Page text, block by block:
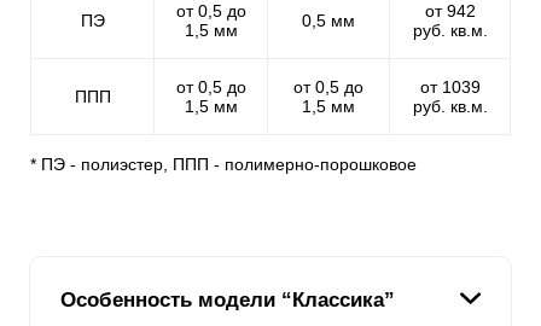
ПЭ
от 0,5 до
1,5 мм
0,5 мм
от 942
руб. кв.м.
ППП
от 0,5 до
1,5 мм
от 0,5 до
1,5 мм
от 1039
руб. кв.м.
* ПЭ - полиэстер, ППП - полимерно-порошковое
Особенность модели “Классика”